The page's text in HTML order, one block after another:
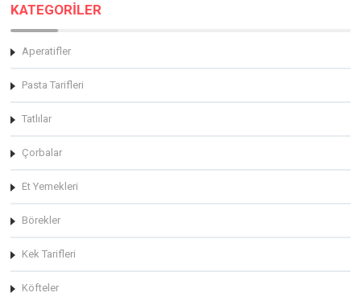
KATEGORİLER
Aperatifler
Pasta Tarifleri
Tatlılar
Çorbalar
Et Yemekleri
Börekler
Kek Tarifleri
Köfteler